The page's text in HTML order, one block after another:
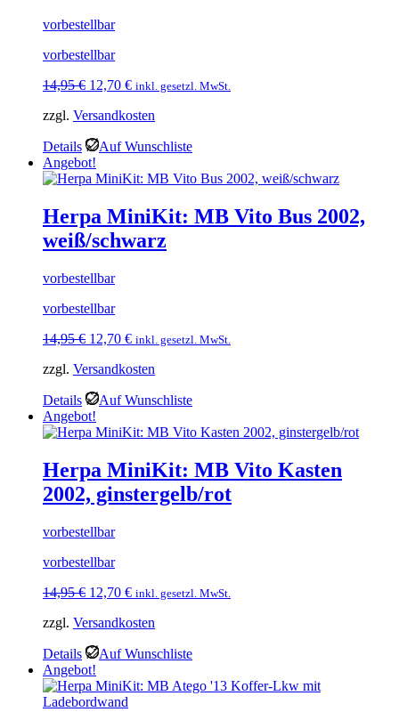
vorbestellbar
vorbestellbar
14,95€ Ursprünglicher
war:
12,70 €Aktueller
ist:
inkl. gesetzl. MwSt.
zzgl. Versandkosten
Details
Auf Wunschliste
Angebot!
Herpa MiniKit: MB Vito Bus 2002,
weiß/schwarz
vorbestellbar
vorbestellbar
14,95€ Ursprünglicher
war:
12,70 €Aktueller
ist:
inkl. gesetzl. MwSt.
zzgl. Versandkosten
Details
Auf Wunschliste
Angebot!
Herpa MiniKit: MB Vito Kasten
2002, ginstergelb/rot
vorbestellbar
vorbestellbar
14,95€ Ursprünglicher
war:
12,70 €Aktueller
ist:
inkl. gesetzl. MwSt.
zzgl. Versandkosten
Details
Auf Wunschliste
Angebot!